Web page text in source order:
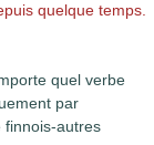
quelque temps.
quel verbe
par
finnois-autres